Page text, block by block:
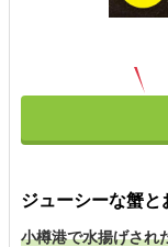
ジューシーな蟹と
小樽港で水揚げされ